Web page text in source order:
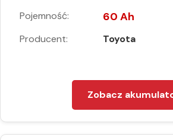
Pojemność: 60 Ah
Producent: Toyota
Zobacz